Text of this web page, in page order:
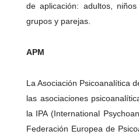
de aplicación: adultos,
grupos y parejas.
APM
La Asociación Psicoanalítica
las asociaciones
la IPA (International
Federación Europea de